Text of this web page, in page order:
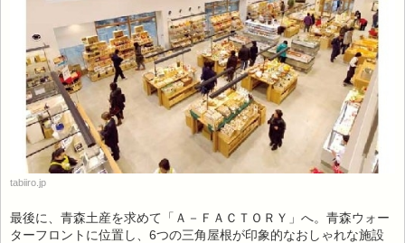
tabiiro.jp
最後に、青森土産を求めて「Ａ－ＦＡＣＴＯＲＹ」へ。青森ウォー
ターフロントに位置し、6つの三角屋根が印象的なおしゃれな施設